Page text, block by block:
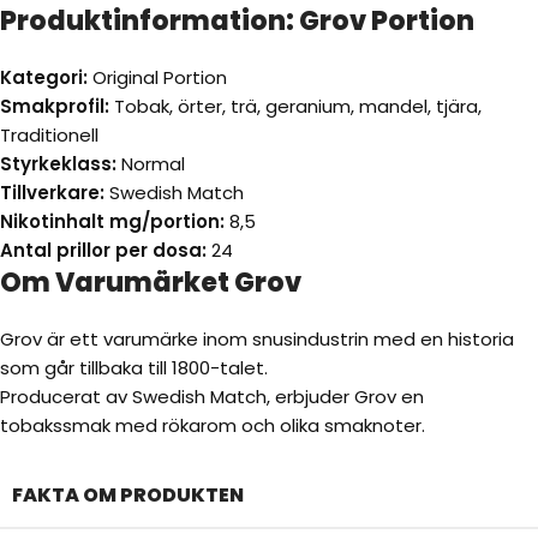
Produktinformation: Grov Portion
Kategori:Original Portion
Smakprofil: Tobak, örter, trä, geranium, mandel, tjära,
Traditionell
Styrkeklass:Normal
Tillverkare:Swedish Match
Nikotinhalt mg/portion:8,5
Antal prillor per dosa:24
Om Varumärket Grov
Grov är ett varumärke inom snusindustrin med en historia
som går tillbaka till 1800-talet.
Producerat av Swedish Match, erbjuder Grov en
tobakssmak med rökarom och olika smaknoter.
FAKTA OM PRODUKTEN